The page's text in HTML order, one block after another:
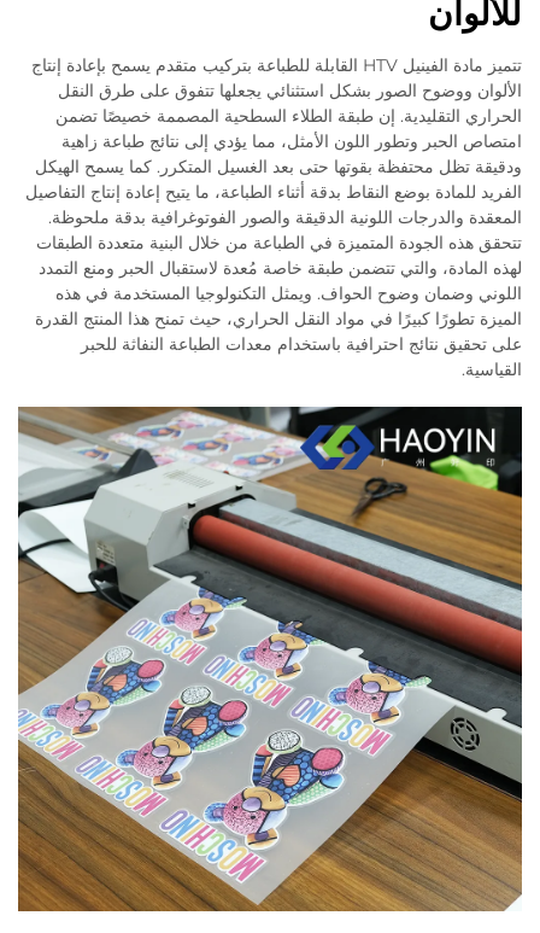
للألوان
تتميز مادة الفينيل HTV القابلة للطباعة بتركيب متقدم يسمح بإعادة إنتاج
الألوان ووضوح الصور بشكل استثنائي يجعلها تتفوق على طرق النقل
الحراري التقليدية. إن طبقة الطلاء السطحية المصممة خصيصًا تضمن
امتصاص الحبر وتطور اللون الأمثل، مما يؤدي إلى نتائج طباعة زاهية
ودقيقة تظل محتفظة بقوتها حتى بعد الغسيل المتكرر. كما يسمح الهيكل
الفريد للمادة بوضع النقاط بدقة أثناء الطباعة، ما يتيح إعادة إنتاج التفاصيل
المعقدة والدرجات اللونية الدقيقة والصور الفوتوغرافية بدقة ملحوظة.
تتحقق هذه الجودة المتميزة في الطباعة من خلال البنية متعددة الطبقات
لهذه المادة، والتي تتضمن طبقة خاصة مُعدة لاستقبال الحبر ومنع التمدد
اللوني وضمان وضوح الحواف. ويمثل التكنولوجيا المستخدمة في هذه
الميزة تطورًا كبيرًا في مواد النقل الحراري، حيث تمنح هذا المنتج القدرة
على تحقيق نتائج احترافية باستخدام معدات الطباعة النفاثة للحبر
القياسية.